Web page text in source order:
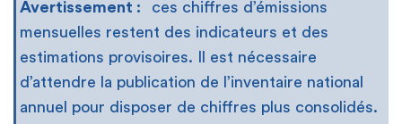
Avertissement : ces chiffres d’émissions
mensuelles restent des indicateurs et des
estimations provisoires. Il est nécessaire
d’attendre la publication de l’inventaire national
annuel pour disposer de chiffres plus consolidés.